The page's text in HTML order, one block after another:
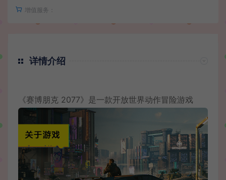
增值服务：
详情介绍
《赛博朋克 2077》是一款开放世界动作冒险游戏